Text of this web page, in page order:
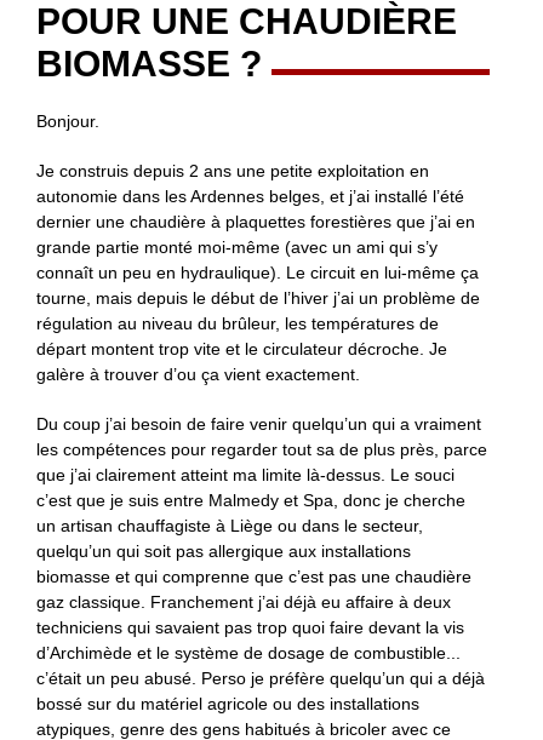
POUR UNE CHAUDIÈRE
BIOMASSE ?
Bonjour.
Je construis depuis 2 ans une petite exploitation en
autonomie dans les Ardennes belges, et j’ai installé l’été
dernier une chaudière à plaquettes forestières que j’ai en
grande partie monté moi-même (avec un ami qui s’y
connaît un peu en hydraulique). Le circuit en lui-même ça
tourne, mais depuis le début de l’hiver j’ai un problème de
régulation au niveau du brûleur, les températures de
départ montent trop vite et le circulateur décroche. Je
galère à trouver d’ou ça vient exactement.
Du coup j’ai besoin de faire venir quelqu’un qui a vraiment
les compétences pour regarder tout sa de plus près, parce
que j’ai clairement atteint ma limite là-dessus. Le souci
c’est que je suis entre Malmedy et Spa, donc je cherche
un artisan chauffagiste à Liège ou dans le secteur,
quelqu’un qui soit pas allergique aux installations
biomasse et qui comprenne que c’est pas une chaudière
gaz classique. Franchement j’ai déjà eu affaire à deux
techniciens qui savaient pas trop quoi faire devant la vis
d’Archimède et le système de dosage de combustible...
c’était un peu abusé. Perso je préfère quelqu’un qui a déjà
bossé sur du matériel agricole ou des installations
atypiques, genre des gens habitués à bricoler avec ce